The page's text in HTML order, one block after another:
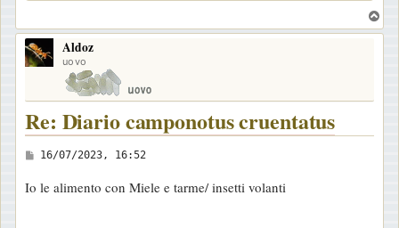
o
Aldoz
uovo
Re: Diario camponotus cruentatus
M
s
16/07/2023, 16:52
Io le alimento con Miele e tarme/ insetti volanti